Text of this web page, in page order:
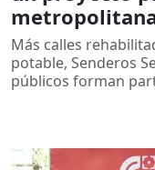
Más calles
potable, Senderos
públicos forman